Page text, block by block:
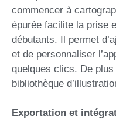
commencer à
épurée facilite la prise
débutants. Il permet
et de personnaliser
quelques clics. De plus
bibliothèque
Exportation et